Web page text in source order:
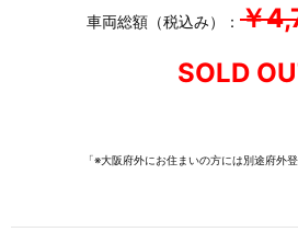
車両総額（税込み）： ￥
SOLD
「※大阪府外にお住まいの方には別途府外